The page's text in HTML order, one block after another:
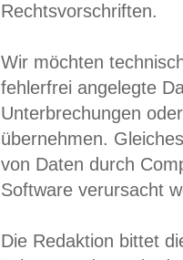
Rechtsvorschriften.
Wir möchten
fehlerfrei angelegte
Unterbrechungen
übernehmen.
von Daten durch
Software verursacht
Die Redaktion bittet